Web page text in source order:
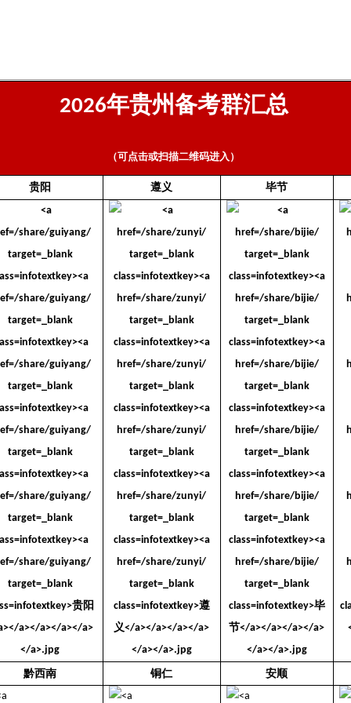
2026年贵州备考群汇总
（可点击或扫描二维码进入）
贵阳 遵义 毕节
黔西南 铜仁 安顺